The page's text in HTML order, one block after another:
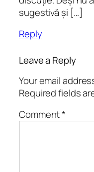
sugestivă și […]
Reply
Leave a Reply
Your email
Required fields
Comment*